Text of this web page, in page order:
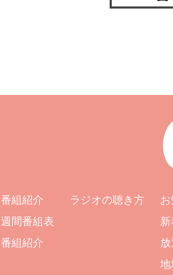
番組紹介
週間番組表
番組紹介
ラジオの聴き方
地